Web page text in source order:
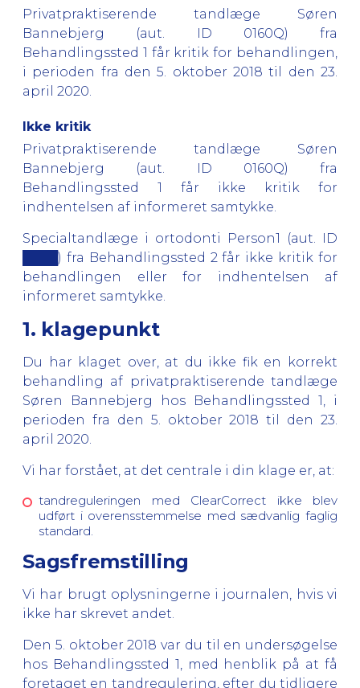
Privatpraktiserende tandlæge Søren
Bannebjerg (aut. ID 0160Q) fra
Behandlingssted 1 får kritik for behandlingen,
i perioden fra den 5. oktober 2018 til den 23.
april 2020.
Ikke kritik
Privatpraktiserende tandlæge Søren
Bannebjerg (aut. ID 0160Q) fra
Behandlingssted 1
får ikke kritik for
indhentelsen af informeret samtykke.
Specialtandlæge i ortodonti Person1 (aut. ID
████) fra Behandlingssted 2 får ikke kritik for
behandlingen eller for indhentelsen af
informeret samtykke.
1. klagepunkt
Du har klaget over, at du ikke fik en korrekt
behandling af privatpraktiserende tandlæge
Søren Bannebjerg hos Behandlingssted 1, i
perioden fra den 5. oktober 2018 til den 23.
april 2020.
Vi har forstået, at det centrale i din klage er, at:
tandreguleringen med ClearCorrect ikke blev
udført i overensstemmelse med sædvanlig faglig
standard.
Sagsfremstilling
Vi har brugt oplysningerne i journalen, hvis vi
ikke har skrevet andet.
Den 5. oktober 2018 var du til en undersøgelse
hos Behandlingssted 1, med henblik på at få
foretaget en tandregulering, efter du tidligere